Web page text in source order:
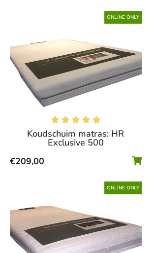
ONLINE ONLY
    
Koudschuim matras: HR
Exclusive 500
€209,00
ONLINE ONLY